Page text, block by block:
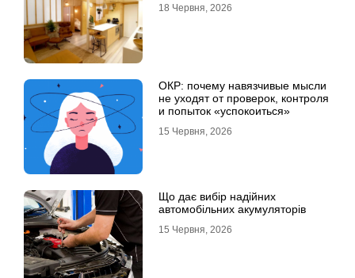
18 Червня, 2026
ОКР: почему навязчивые мысли
не уходят от проверок, контроля
и попыток «успокоиться»
15 Червня, 2026
Що дає вибір надійних
автомобільних акумуляторів
15 Червня, 2026